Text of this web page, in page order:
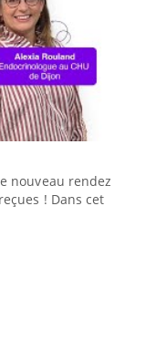
nouveau rendez-
! Dans cet